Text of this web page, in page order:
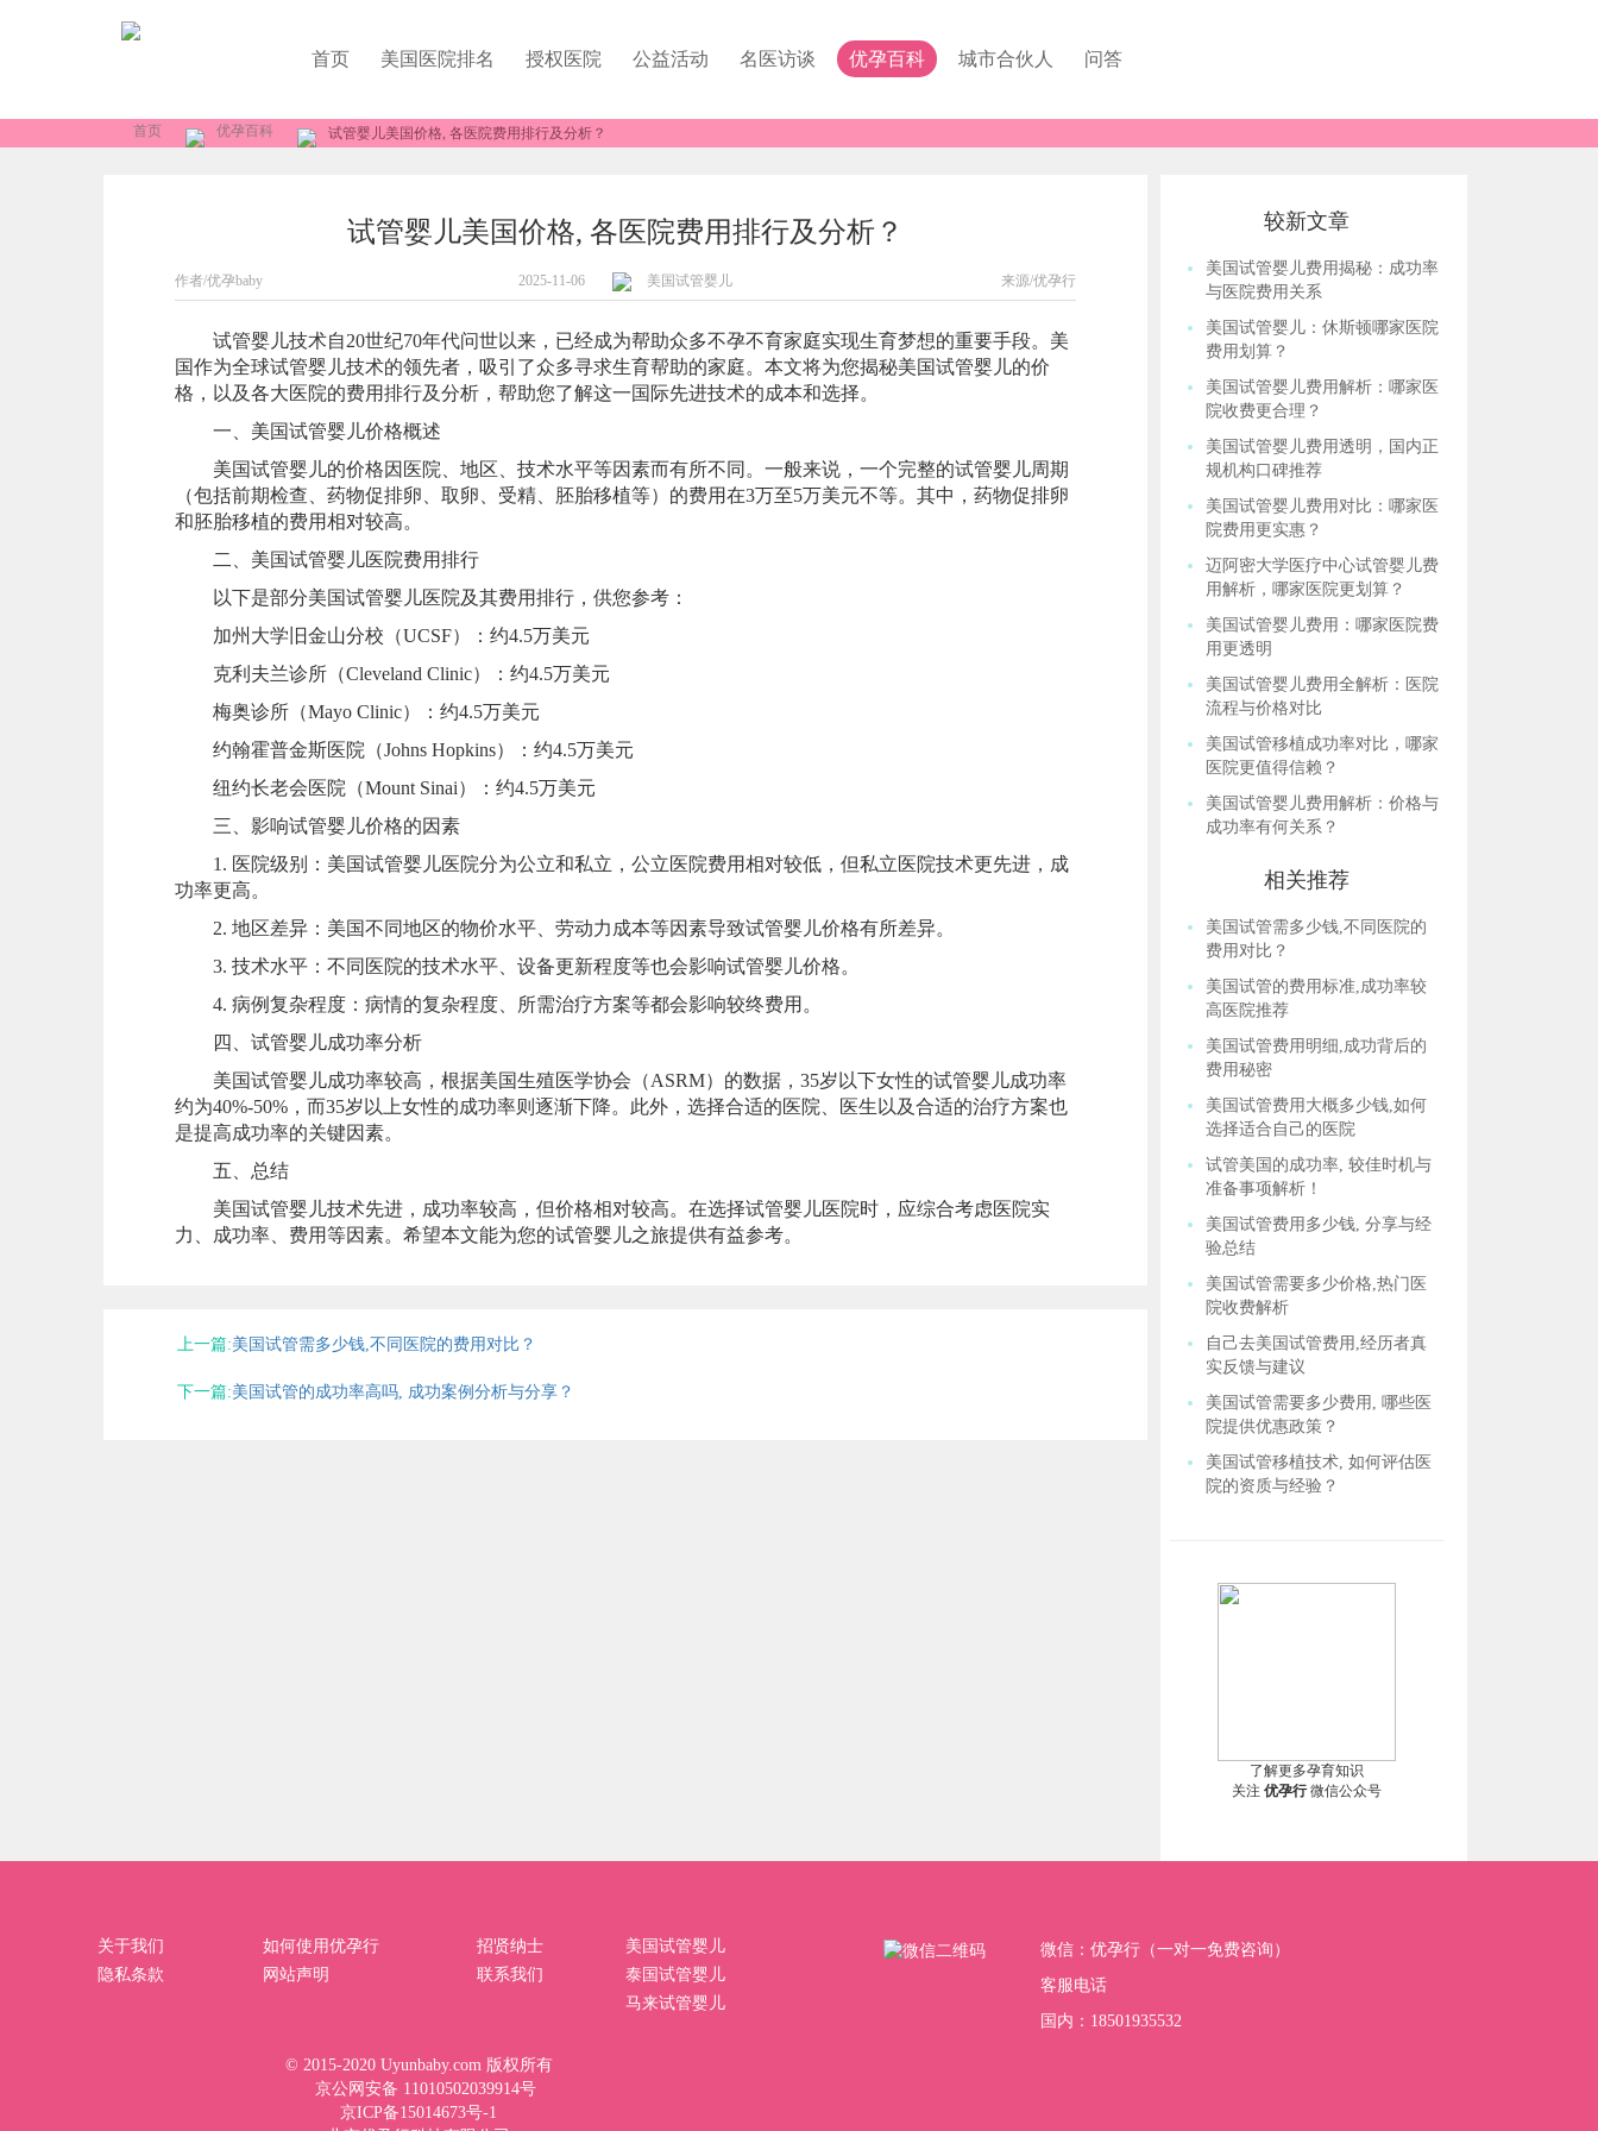
首页 美国医院排名 授权医院 公益活动 名医访谈 优孕百科 城市合伙人 问答
首页 优孕百科 试管婴儿美国价格, 各医院费用排行及分析？
试管婴儿美国价格, 各医院费用排行及分析？
作者/优孕baby 2025-11-06 美国试管婴儿 来源/优孕行
试管婴儿技术自20世纪70年代问世以来，已经成为帮助众多不孕不育家庭实现生育梦想的重要手段。美
国作为全球试管婴儿技术的领先者，吸引了众多寻求生育帮助的家庭。本文将为您揭秘美国试管婴儿的价
格，以及各大医院的费用排行及分析，帮助您了解这一国际先进技术的成本和选择。
一、美国试管婴儿价格概述
美国试管婴儿的价格因医院、地区、技术水平等因素而有所不同。一般来说，一个完整的试管婴儿周期
（包括前期检查、药物促排卵、取卵、受精、胚胎移植等）的费用在3万至5万美元不等。其中，药物促排卵
和胚胎移植的费用相对较高。
二、美国试管婴儿医院费用排行
以下是部分美国试管婴儿医院及其费用排行，供您参考：
加州大学旧金山分校（UCSF）：约4.5万美元
克利夫兰诊所（Cleveland Clinic）：约4.5万美元
梅奥诊所（Mayo Clinic）：约4.5万美元
约翰霍普金斯医院（Johns Hopkins）：约4.5万美元
纽约长老会医院（Mount Sinai）：约4.5万美元
三、影响试管婴儿价格的因素
1. 医院级别：美国试管婴儿医院分为公立和私立，公立医院费用相对较低，但私立医院技术更先进，成
功率更高。
2. 地区差异：美国不同地区的物价水平、劳动力成本等因素导致试管婴儿价格有所差异。
3. 技术水平：不同医院的技术水平、设备更新程度等也会影响试管婴儿价格。
4. 病例复杂程度：病情的复杂程度、所需治疗方案等都会影响较终费用。
四、试管婴儿成功率分析
美国试管婴儿成功率较高，根据美国生殖医学协会（ASRM）的数据，35岁以下女性的试管婴儿成功率
约为40%-50%，而35岁以上女性的成功率则逐渐下降。此外，选择合适的医院、医生以及合适的治疗方案也
是提高成功率的关键因素。
五、总结
美国试管婴儿技术先进，成功率较高，但价格相对较高。在选择试管婴儿医院时，应综合考虑医院实
力、成功率、费用等因素。希望本文能为您的试管婴儿之旅提供有益参考。
上一篇:美国试管需多少钱,不同医院的费用对比？
下一篇:美国试管的成功率高吗, 成功案例分析与分享？
较新文章
美国试管婴儿费用揭秘：成功率
与医院费用关系
美国试管婴儿：休斯顿哪家医院
费用划算？
美国试管婴儿费用解析：哪家医
院收费更合理？
美国试管婴儿费用透明，国内正
规机构口碑推荐
美国试管婴儿费用对比：哪家医
院费用更实惠？
迈阿密大学医疗中心试管婴儿费
用解析，哪家医院更划算？
美国试管婴儿费用：哪家医院费
用更透明
美国试管婴儿费用全解析：医院
流程与价格对比
美国试管移植成功率对比，哪家
医院更值得信赖？
美国试管婴儿费用解析：价格与
成功率有何关系？
相关推荐
美国试管需多少钱,不同医院的
费用对比？
美国试管的费用标准,成功率较
高医院推荐
美国试管费用明细,成功背后的
费用秘密
美国试管费用大概多少钱,如何
选择适合自己的医院
试管美国的成功率, 较佳时机与
准备事项解析！
美国试管费用多少钱, 分享与经
验总结
美国试管需要多少价格,热门医
院收费解析
自己去美国试管费用,经历者真
实反馈与建议
美国试管需要多少费用, 哪些医
院提供优惠政策？
美国试管移植技术, 如何评估医
院的资质与经验？
了解更多孕育知识
关注 优孕行微信公众号
关于我们
隐私条款
如何使用优孕行
网站声明
招贤纳士
联系我们
美国试管婴儿
泰国试管婴儿
马来试管婴儿
© 2015-2020 Uyunbaby.com 版权所有
京公网安备 11010502039914号
京ICP备15014673号-1
微信：优孕行（一对一免费咨询）
客服电话
国内：18501935532